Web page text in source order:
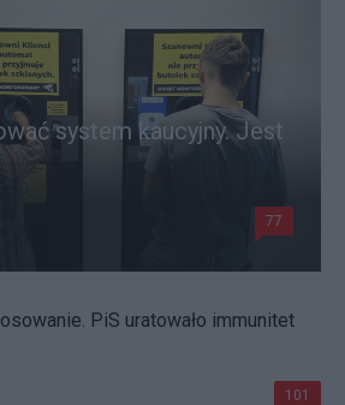
system kaucyjny. Jest
77
PiS uratowało immunitet
101